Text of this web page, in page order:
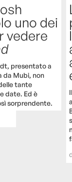
uno dei
vedere
presentato a
da Mubi, non
tante
date. Ed è
sorprendente.